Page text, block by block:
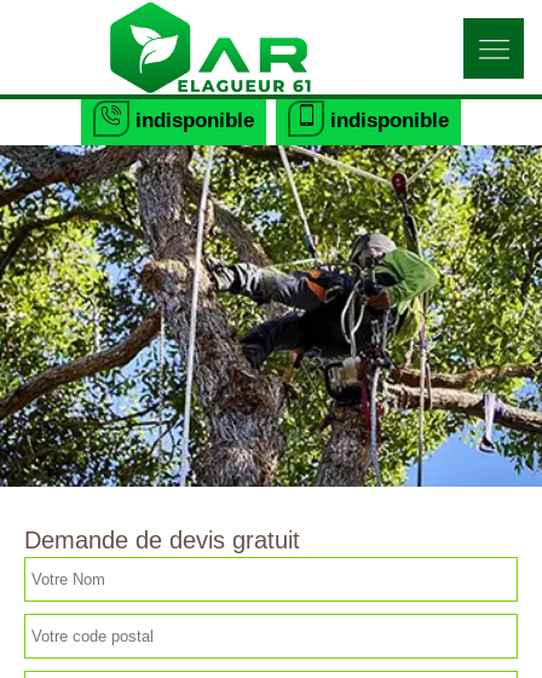
indisponible indisponible
Demande de devis gratuit